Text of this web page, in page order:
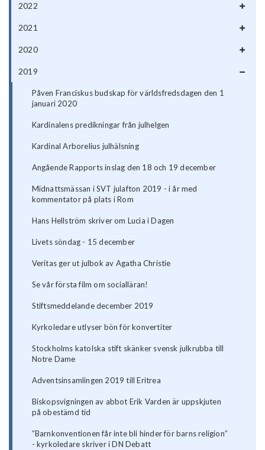
2022
2021
2020
2019
Påven Franciskus budskap för världsfredsdagen den 1
januari 2020
Kardinalens predikningar från julhelgen
Kardinal Arborelius julhälsning
Angående Rapports inslag den 18 och 19 december
Midnattsmässan i SVT julafton 2019 - i år med
kommentator på plats i Rom
Hans Hellström skriver om Lucia i Dagen
Livets söndag - 15 december
Veritas ger ut julbok av Agatha Christie
Se vår första film om socialläran!
Stiftsmeddelande december 2019
Kyrkoledare utlyser bön för konvertiter
Stockholms katolska stift skänker svensk julkrubba till
Notre Dame
Adventsinsamlingen 2019 till Eritrea
Biskopsvigningen av abbot Erik Varden är uppskjuten
på obestämd tid
”Barnkonventionen får inte bli hinder för barns religion”
- kyrkoledare skriver i DN Debatt